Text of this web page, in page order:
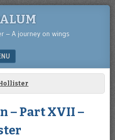
– A journey on wings
– Part XVII –